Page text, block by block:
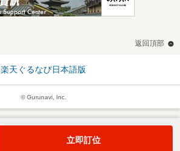
返回頂部
楽天ぐるなび日本語版
© Gurunavi, Inc.
立即訂位